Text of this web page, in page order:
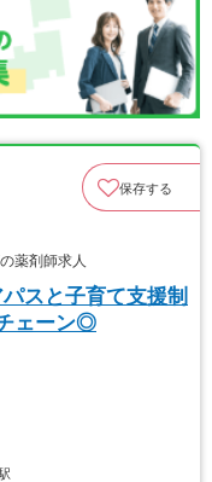
保存する
薬剤師求人
スと子育て支援制
ェーン◎